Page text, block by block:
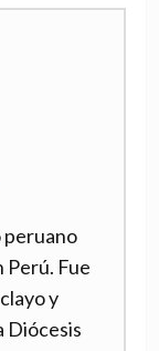
peruano
Perú. Fue
y
Diócesis